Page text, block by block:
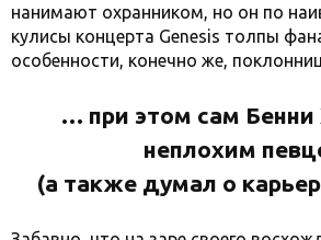
нанимают охранником, но он по
кулисы концерта Genesis толпы
особенности, конечно же,
… при этом сам
неплохим
(а также думал о